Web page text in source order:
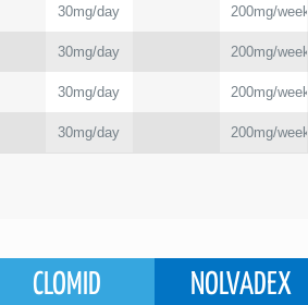
30mg/day
30mg/day
30mg/day
30mg/day
200mg/week
200mg/week
200mg/week
200mg/week
CLOMID NOLVADEX